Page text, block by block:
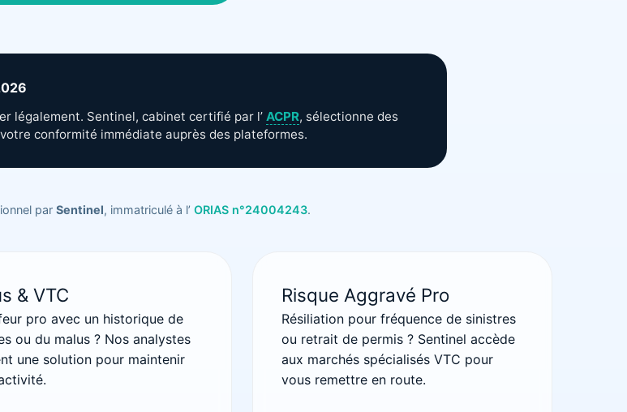
légalement. Sentinel, cabinet certifié par l’ ACPR, sélectionne des
conformité immédiate auprès des plateformes.
par Sentinel, immatriculé à l’ ORIAS n°24004243.
& VTC
pro avec un historique de
ou du malus ? Nos analystes
une solution pour maintenir
Risque Aggravé Pro
Résiliation pour fréquence de sinistres
ou retrait de permis ? Sentinel accède
aux marchés spécialisés VTC pour
vous remettre en route.